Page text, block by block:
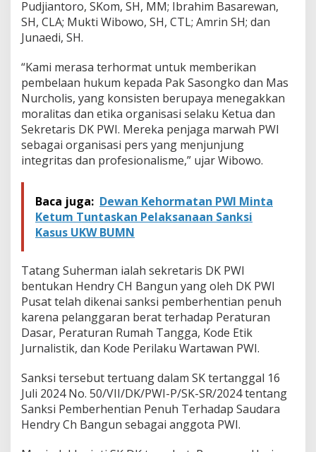
e
k
t
a
r
i
s
D
K
P
W
Pudjiantoro, SKom, SH, MM; Ibrahim Basarewan,
SH, CLA; Mukti Wibowo, SH, CTL; Amrin SH; dan
Junaedi, SH.
“Kami merasa terhormat untuk memberikan
pembelaan hukum kepada Pak Sasongko dan Mas
Nurcholis, yang konsisten berupaya menegakkan
moralitas dan etika organisasi selaku Ketua dan
Sekretaris DK PWI. Mereka penjaga marwah PWI
sebagai organisasi pers yang menjunjung
integritas dan profesionalisme,” ujar Wibowo.
Baca juga: Dewan Kehormatan PWI Minta
Ketum Tuntaskan Pelaksanaan Sanksi
Kasus UKW BUMN
Tatang Suherman ialah sekretaris DK PWI
bentukan Hendry CH Bangun yang oleh DK PWI
Pusat telah dikenai sanksi pemberhentian penuh
karena pelanggaran berat terhadap Peraturan
Dasar, Peraturan Rumah Tangga, Kode Etik
Jurnalistik, dan Kode Perilaku Wartawan PWI.
Sanksi tersebut tertuang dalam SK tertanggal 16
Juli 2024 No. 50/VII/DK/PWI-P/SK-SR/2024 tentang
Sanksi Pemberhentian Penuh Terhadap Saudara
Hendry Ch Bangun sebagai anggota PWI.